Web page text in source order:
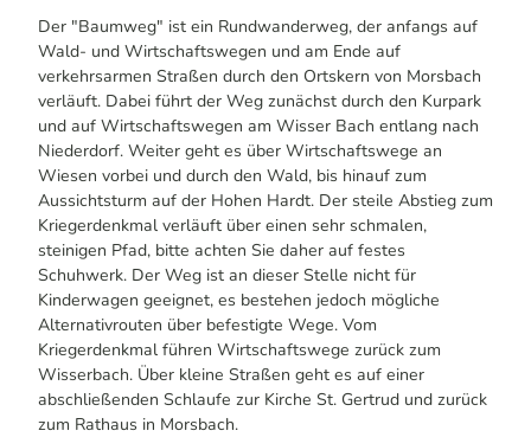
Der "Baumweg" ist ein Rundwanderweg, der anfangs auf
Wald- und Wirtschaftswegen und am Ende auf
verkehrsarmen Straßen durch den Ortskern von Morsbach
verläuft. Dabei führt der Weg zunächst durch den Kurpark
und auf Wirtschaftswegen am Wisser Bach entlang nach
Niederdorf. Weiter geht es über Wirtschaftswege an
Wiesen vorbei und durch den Wald, bis hinauf zum
Aussichtsturm auf der Hohen Hardt. Der steile Abstieg zum
Kriegerdenkmal verläuft über einen sehr schmalen,
steinigen Pfad, bitte achten Sie daher auf festes
Schuhwerk. Der Weg ist an dieser Stelle nicht für
Kinderwagen geeignet, es bestehen jedoch mögliche
Alternativrouten über befestigte Wege. Vom
Kriegerdenkmal führen Wirtschaftswege zurück zum
Wisserbach. Über kleine Straßen geht es auf einer
abschließenden Schlaufe zur Kirche St. Gertrud und zurück
zum Rathaus in Morsbach.